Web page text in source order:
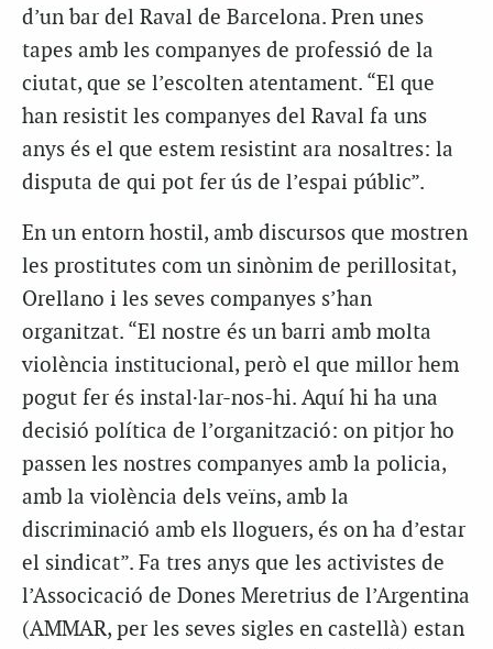
d’un bar del Raval de Barcelona. Pren unes
tapes amb les companyes de professió de la
ciutat, que se l’escolten atentament. “El que
han resistit les companyes del Raval fa uns
anys és el que estem resistint ara nosaltres: la
disputa de qui pot fer ús de l’espai públic”.
En un entorn hostil, amb discursos que mostren
les prostitutes com un sinònim de perillositat,
Orellano i les seves companyes s’han
organitzat. “El nostre és un barri amb molta
violència institucional, però el que millor hem
pogut fer és instal·lar-nos-hi. Aquí hi ha una
decisió política de l’organització: on pitjor ho
passen les nostres companyes amb la policia,
amb la violència dels veïns, amb la
discriminació amb els lloguers, és on ha d’estar
el sindicat”. Fa tres anys que les activistes de
l’Associcació de Dones Meretrius de l’Argentina
(AMMAR, per les seves sigles en castellà) estan